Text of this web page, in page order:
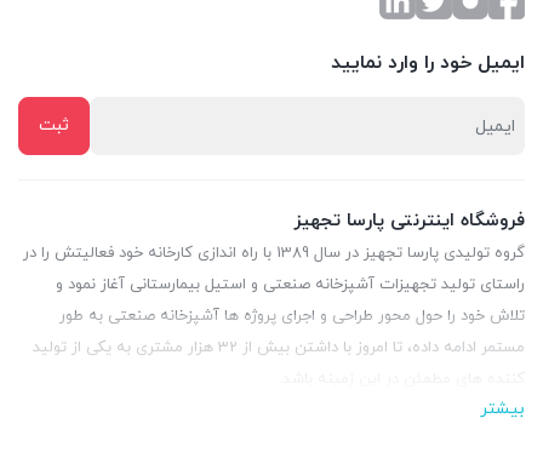
ایمیل خود را وارد نمایید
فروشگاه اینترنتی پارسا تجهیز
گروه تولیدی پارسا تجهیز در سال 1389 با راه اندازی کارخانه خود فعالیتش را در
راستای تولید تجهیزات آشپزخانه صنعتی و استیل بیمارستانی آغاز نمود و
تلاش خود را حول محور طراحی و اجرای پروژه ها آشپزخانه صنعتی به طور
مستمر ادامه داده، تا امروز با داشتن بیش از 32 هزار مشتری به یکی از تولید
بیشتر